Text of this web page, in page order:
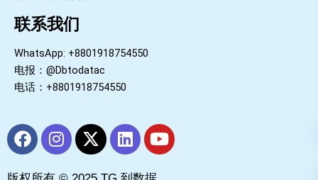
联系我们
WhatsApp: +8801918754550
电报：@Dbtodatac
电话：+8801918754550
F
a
I
n
X
-
L
i
Y
o